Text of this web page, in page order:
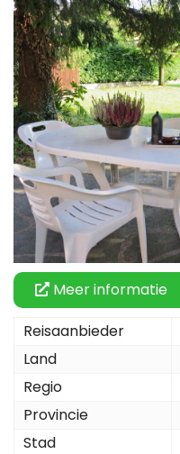
Meer informatie
Reisaanbieder
Land
Regio
Provincie
Stad